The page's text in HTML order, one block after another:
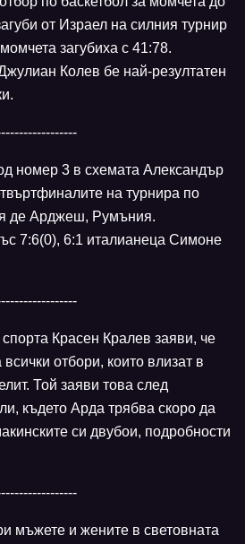
от Израел на силния турнир
загубиха с 41:78.
Колев бе най-резултатен
номер 3 в схемата Александър
на турнира по
де Арджеш, Румъния.
7:6(0), 6:1 италианеца Симоне
Красен Кралев заяви, че
отбори, които влизат в
Той заяви това след
където Арда трябва скоро да
си двубои, подробности
мъжете и жените в световната